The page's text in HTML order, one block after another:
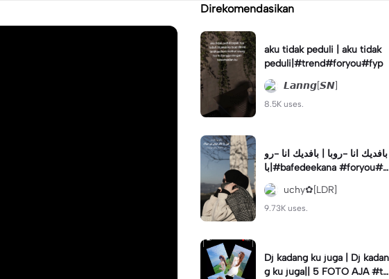
Direkomendasikan
aku tidak peduli | aku tidak
peduli|#trend#foryou#fyp
𝙇𝙖𝙣𝙣𝙜[𝙎𝙉]
8.5K uses.
بافديك انا -روبا | بافديك انا -رو
با|#bafedeekana #foryou#a
rabic#arabicsong#fyp
uchy✿[LDR]
9.73K uses.
Dj kadang ku juga | Dj kadan
g ku juga|| 5 FOTO AJA #tr